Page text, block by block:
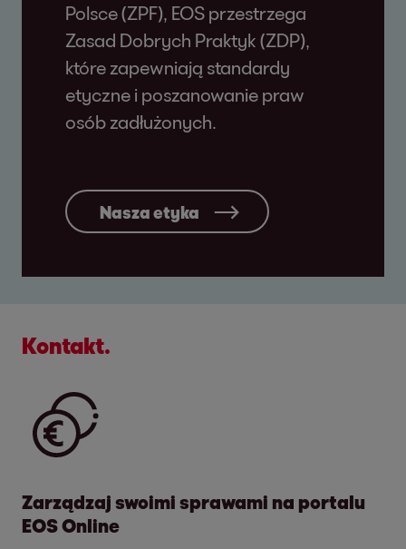
Polsce (ZPF), EOS przestrzega
Zasad Dobrych Praktyk (ZDP),
które zapewniają standardy
etyczne i poszanowanie praw
osób zadłużonych.
Nasza etyka
Kontakt.
Zarządzaj swoimi sprawami na portalu
EOS Online